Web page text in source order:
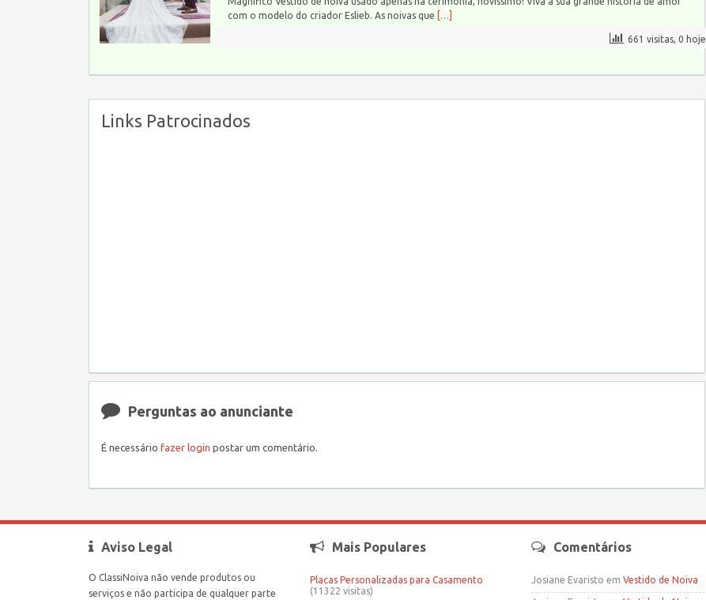
com o modelo do criador Eslieb. As noivas que […]
661 visitas, 0 hoje
Links Patrocinados
Perguntas ao anunciante
É necessário fazer login postar um comentário.
Aviso Legal
O ClassiNoiva não vende produtos ou
serviços e não participa de qualquer parte
Mais Populares
Placas Personalizadas para Casamento
(11322 visitas)
Comentários
Josiane Evaristo em Vestido de Noiva